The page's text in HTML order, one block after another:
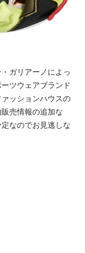
ガリアーノによっ
ツウェアブランド
ッションハウスの
売情報の追加な
なのでお見逃しな